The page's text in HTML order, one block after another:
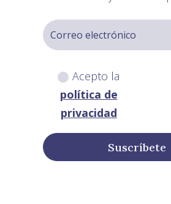
Acepto la
política de
privacidad
Suscríbete